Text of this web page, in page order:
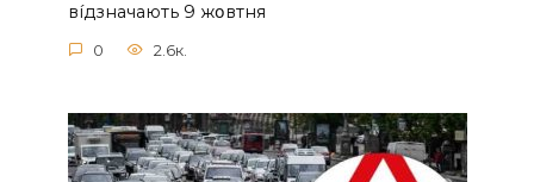
вíдзнaчaють 9 жօвтня
0 2.6к.